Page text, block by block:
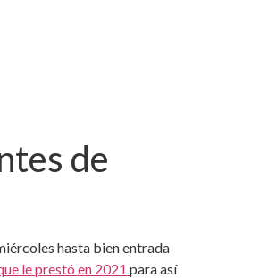
de
hasta bien entrada
le prestó en 2021 para así